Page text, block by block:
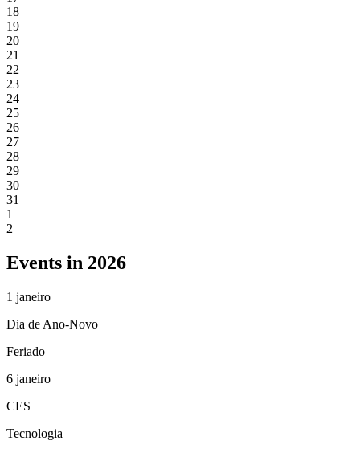
18
19
20
21
22
23
24
25
26
27
28
29
30
31
1
2
Events in 2026
1 janeiro
Dia de Ano-Novo
Feriado
6 janeiro
CES
Tecnologia